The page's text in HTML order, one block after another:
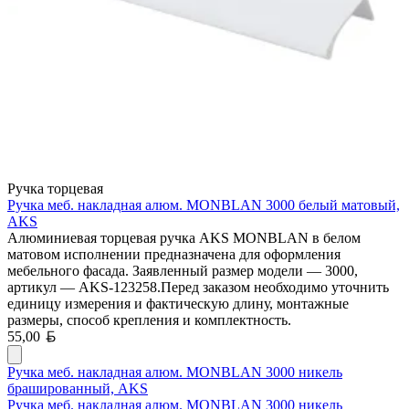
Ручка торцевая
Ручка меб. накладная алюм. MONBLAN 3000 белый матовый,
AKS
Алюминиевая торцевая ручка AKS MONBLAN в белом
матовом исполнении предназначена для оформления
мебельного фасада. Заявленный размер модели — 3000,
артикул — AKS-123258.Перед заказом необходимо уточнить
единицу измерения и фактическую длину, монтажные
размеры, способ крепления и комплектность.
55,00
Ручка меб. накладная алюм. MONBLAN 3000 никель
брашированный, AKS
Ручка меб. накладная алюм. MONBLAN 3000 никель